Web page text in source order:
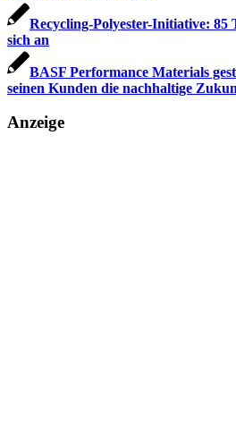
Recycling-Polyester-Initiative: 85
sich an
BASF Performance Materials
seinen Kunden die nachhaltige
Anzeige